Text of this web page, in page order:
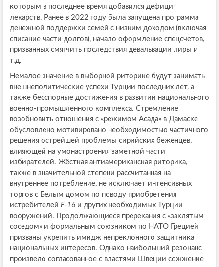
которым в последнее время добавился дефицит
лекарств. Ранее в 2022 году была запущена программа
денежной поддержки семей с низким доходом (включая
списание части долгов), начало оформление спецсчетов,
призванных смягчить последствия девальвации лиры и
т.д.
Немалое значение в выборной риторике будут занимать
внешнеполитические успехи Турции последних лет, а
также бесспорные достижения в развитии национального
военно-промышленного комплекса. Стремление
возобновить отношения с «режимом Асада» в Дамаске
обусловлено мотивировано необходимостью частичного
решения острейшей проблемы сирийских беженцев,
влияющей на умонастроения заметной части
избирателей. Жёсткая антиамериканская риторика,
также в значительной степени рассчитанная на
внутреннее потребление, не исключает интенсивных
торгов с Белым домом по поводу приобретения
истребителей F-16и других необходимых Турции
вооружений. Продолжающиеся пререкания с «заклятым
соседом» и формальным союзником по НАТО Грецией
призваны укрепить имидж непреклонного защитника
национальных интересов. Однако наибольший резонанс
произвело согласованное с властями Швеции сожжение